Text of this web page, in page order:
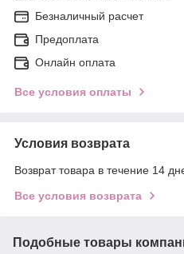
Безналичный расчет
Предоплата
Онлайн оплата
Все условия оплаты
Условия возврата
Возврат товара в течение 14
Все условия возврата
Подобные товары